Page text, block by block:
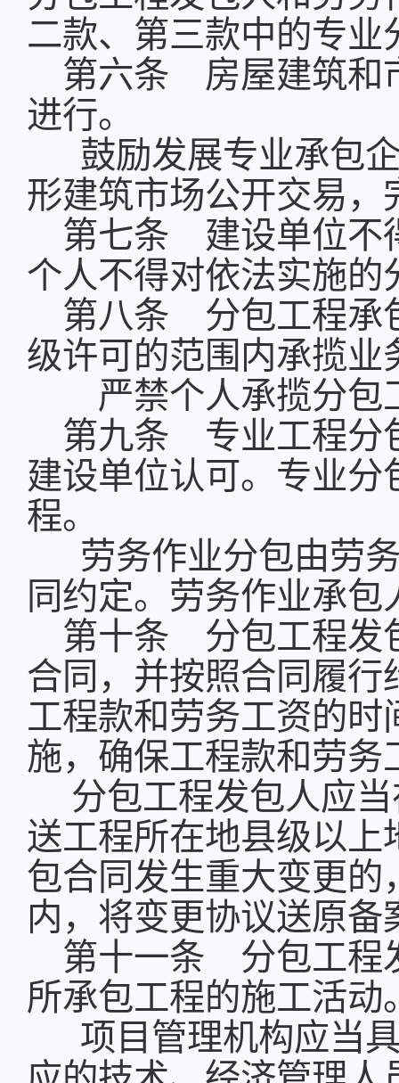
二款、第三款中的专
第六条 房屋建筑和
进行。
鼓励发展专业承包
形建筑市场公开交易
第七条 建设单位不
个人不得对依法实施的
第八条 分包工程承
级许可的范围内承揽业
严禁个人承揽分包
第九条 专业工程分
建设单位认可。专业
程。
劳务作业分包由劳
同约定。劳务作业承
第十条 分包工程发
合同，并按照合同履
工程款和劳务工资的
施，确保工程款和劳务
分包工程发包人应当
送工程所在地县级以
包合同发生重大变更
内，将变更协议送原备
第十一条 分包工程
所承包工程的施工活动
项目管理机构应当